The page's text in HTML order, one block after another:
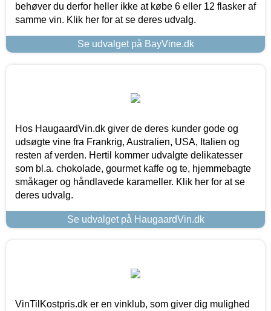
behøver du derfor heller ikke at købe 6 eller 12 flasker af
samme vin. Klik her for at se deres udvalg.
Se udvalget på BayVine.dk
Hos HaugaardVin.dk giver de deres kunder gode og
udsøgte vine fra Frankrig, Australien, USA, Italien og
resten af verden. Hertil kommer udvalgte delikatesser
som bl.a. chokolade, gourmet kaffe og te, hjemmebagte
småkager og håndlavede karameller. Klik her for at se
deres udvalg.
Se udvalget på HaugaardVin.dk
VinTilKostpris.dk er en vinklub, som giver dig mulighed